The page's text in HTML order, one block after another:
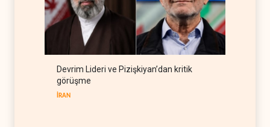
Devrim Lideri ve Pizişkiyan’dan kritik
görüşme
İRAN